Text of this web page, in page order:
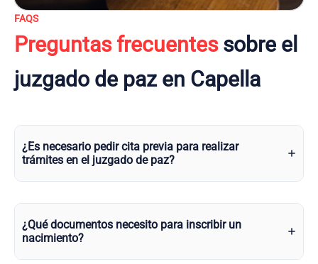
FAQS
Preguntas frecuentessobre el
juzgado de paz en Capella
¿Es necesario pedir cita previa para realizar
trámites en el juzgado de paz?
¿Qué documentos necesito para inscribir un
nacimiento?